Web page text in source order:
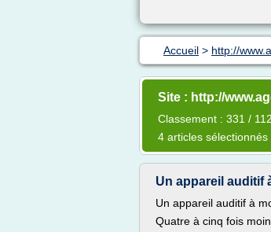
Accueil > http://
Site : http://
Classement : 331 /
4 articles sélectionnés
Un appareil auditif
Un appareil auditif à
Quatre à cinq fois